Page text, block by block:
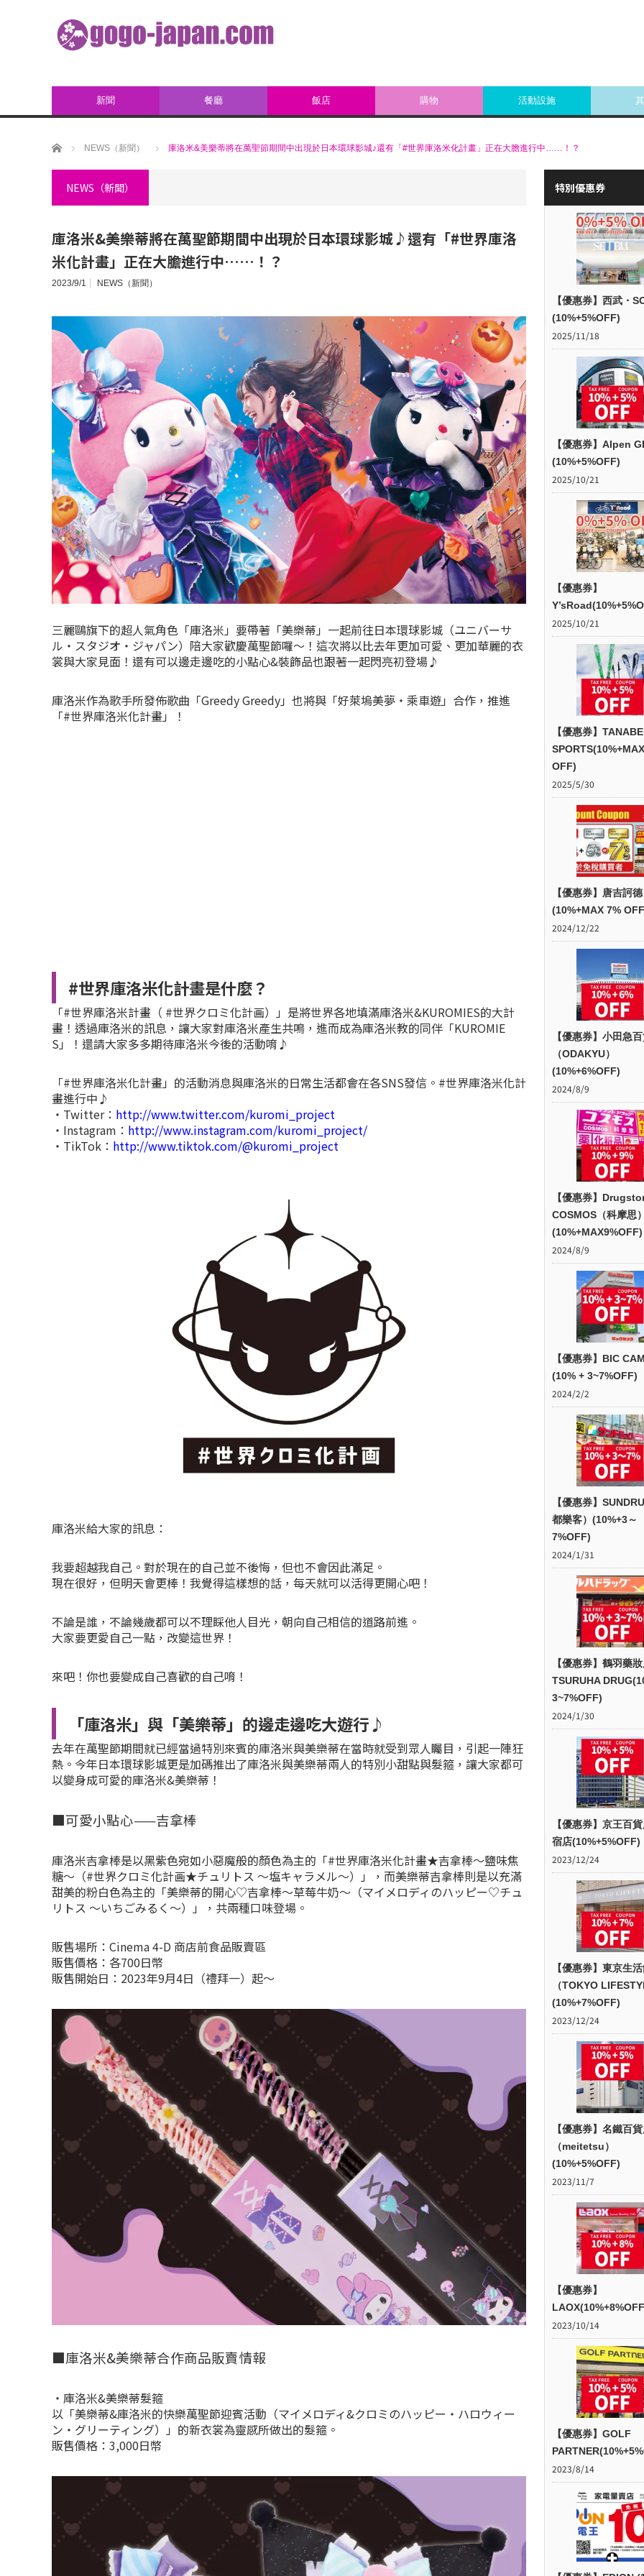
新聞 餐廳 飯店 購物 活動設施
ホーム NEWS（新聞） 庫洛米&美樂蒂將在萬聖節期間中出現於日本環球影城♪還有「#世界庫洛米化計畫」正在大膽進行中……！？
NEWS（新聞）
庫洛米&美樂蒂將在萬聖節期間中出現於日本環球影城♪還有「#世界庫洛
米化計畫」正在大膽進行中……！？
2023/9/1 NEWS（新聞）
三麗鷗旗下的超人氣角色「庫洛米」要帶著「美樂蒂」一起前往日本環球影城（ユニバーサ
ル・スタジオ・ジャパン）陪大家歡慶萬聖節囉～！這次將以比去年更加可愛、更加華麗的衣
裳與大家見面！還有可以邊走邊吃的小點心&裝飾品也跟著一起閃亮初登場♪
庫洛米作為歌手所發佈歌曲「Greedy Greedy」也將與「好萊塢美夢・乘車遊」合作，推進
「#世界庫洛米化計畫」！
#世界庫洛米化計畫是什麼？
「#世界庫洛米計畫（ #世界クロミ化計画）」是將世界各地填滿庫洛米&KUROMIES的大計
畫！透過庫洛米的訊息，讓大家對庫洛米產生共鳴，進而成為庫洛米教的同伴「KUROMIE
S」！還請大家多多期待庫洛米今後的活動唷♪
「#世界庫洛米化計畫」的活動消息與庫洛米的日常生活都會在各SNS發信。#世界庫洛米化計
畫進行中♪
・Twitter： http://www.twitter.com/kuromi_project
・Instagram： http://www.instagram.com/kuromi_project/
・TikTok： http://www.tiktok.com/@kuromi_project
庫洛米給大家的訊息：
我要超越我自己。對於現在的自己並不後悔，但也不會因此滿足。
現在很好，但明天會更棒！我覺得這樣想的話，每天就可以活得更開心吧！
不論是誰，不論幾歲都可以不理睬他人目光，朝向自己相信的道路前進。
大家要更愛自己一點，改變這世界！
來吧！你也要變成自己喜歡的自己唷！
「庫洛米」與「美樂蒂」的邊走邊吃大遊行♪
去年在萬聖節期間就已經當過特別來賓的庫洛米與美樂蒂在當時就受到眾人矚目，引起一陣狂
熱。今年日本環球影城更是加碼推出了庫洛米與美樂蒂兩人的特別小甜點與髮箍，讓大家都可
以變身成可愛的庫洛米&美樂蒂！
■可愛小點心——吉拿棒
庫洛米吉拿棒是以黑紫色宛如小惡魔般的顏色為主的「#世界庫洛米化計畫★吉拿棒～鹽味焦
糖～（#世界クロミ化計画★チュリトス 〜塩キャラメル〜）」，而美樂蒂吉拿棒則是以充滿
甜美的粉白色為主的「美樂蒂的開心♡吉拿棒～草莓牛奶～（マイメロディのハッピー♡チュ
リトス 〜いちごみるく〜）」，共兩種口味登場。
販售場所：Cinema 4-D 商店前食品販賣區
販售價格：各700日幣
販售開始日：2023年9月4日（禮拜一）起～
■庫洛米&美樂蒂合作商品販賣情報
・庫洛米&美樂蒂髮箍
以「美樂蒂&庫洛米的快樂萬聖節迎賓活動（マイメロディ&クロミのハッピー・ハロウィー
ン・グリーティング）」的新衣裳為靈感所做出的髮箍。
販售價格：3,000日幣
特別優惠券
【優惠券】西武・
(10%+5%OFF)
2025/11/18
【優惠券】Alpen
(10%+5%OFF)
2025/10/21
【優惠券】
2025/10/21
【優惠券】TANABE
OFF)
2025/5/30
【優惠券】唐吉訶德
(10%+MAX 7%
2024/12/22
【優惠券】小田急
（ODAKYU）
(10%+6%OFF)
2024/8/9
【優惠券】
COSMOS（科摩思
(10%+MAX9%OFF)
2024/8/9
【優惠券】BIC
(10% + 3~7%OFF)
2024/2/2
【優惠券】
都樂客）(10%+3～
7%OFF)
2024/1/31
【優惠券】鶴羽藥
TSURUHA
3~7%OFF)
2024/1/30
【優惠券】京王百
宿店(10%+5%OFF)
2023/12/24
【優惠券】東京生
（TOKYO
(10%+7%OFF)
2023/12/24
【優惠券】名鐵百
（meitetsu）
(10%+5%OFF)
2023/11/7
【優惠券】
2023/10/14
【優惠券】GOLF
2023/8/14